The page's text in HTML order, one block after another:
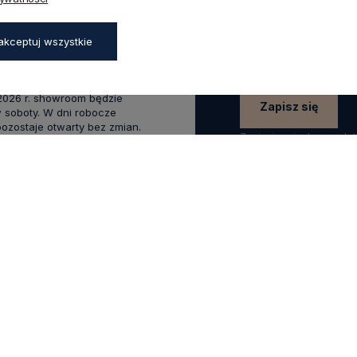
na pierwsze
Zapisz się
Zapisując się do
- 17:00,
r. showroom będzie
soboty. W dni robocze
otwarty bez zmian.
wszystkie